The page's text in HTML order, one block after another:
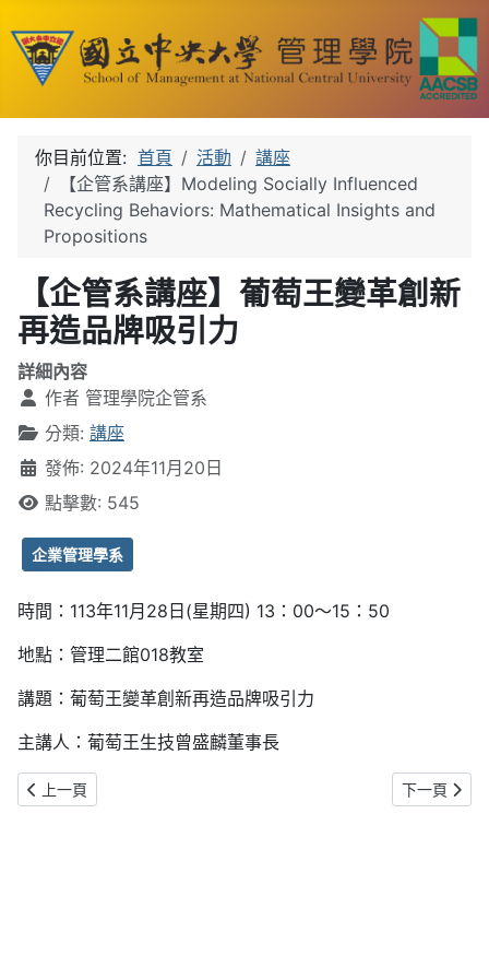
你目前位置: 首頁 活動
講座
【企管系講座】Modeling Socially Influenced
Recycling Behaviors: Mathematical Insights and
Propositions
【企管系講座】葡萄王變革創新
再造品牌吸引力
詳細內容
作者 管理學院企管系
分類: 講座
發佈: 2024年11月20日
點擊數: 545
企業管理學系
時間：113年11月28日(星期四) 13：00～15：50
地點：管理二館018教室
講題：葡萄王變革創新再造品牌吸引力
主講人：葡萄王生技曾盛麟董事長
上一篇文章: 【企管系講座】黑松百年之道
上一頁 下一篇文章:
下一頁